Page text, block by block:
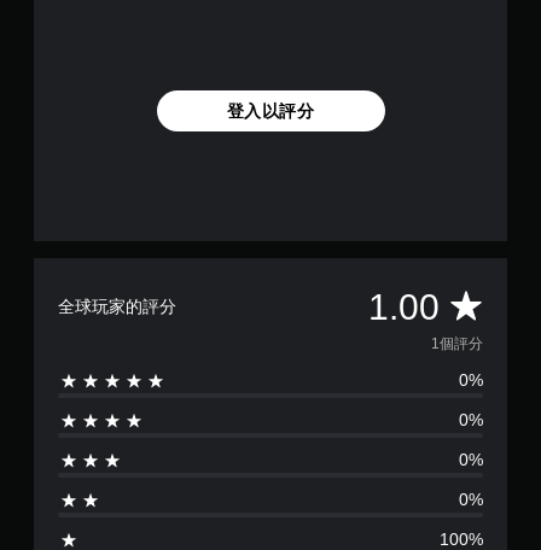
登入以評分
全球玩家的評分 1.00 平
均
評
分
1
1個評分
0%
0%
0%
0%
100%